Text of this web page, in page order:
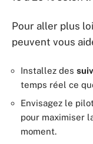
Pour aller plus
peuvent vous
Installez des
temps réel ce
Envisagez le
pour maximiser
moment.